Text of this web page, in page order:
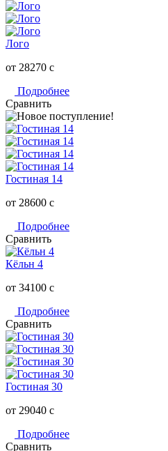
Лого
от 28270 c
Подробнее
Сравнить
Гостиная 14
от 28600 c
Подробнее
Сравнить
Кёльн 4
от 34100 c
Подробнее
Сравнить
Гостиная 30
от 29040 c
Подробнее
Сравнить